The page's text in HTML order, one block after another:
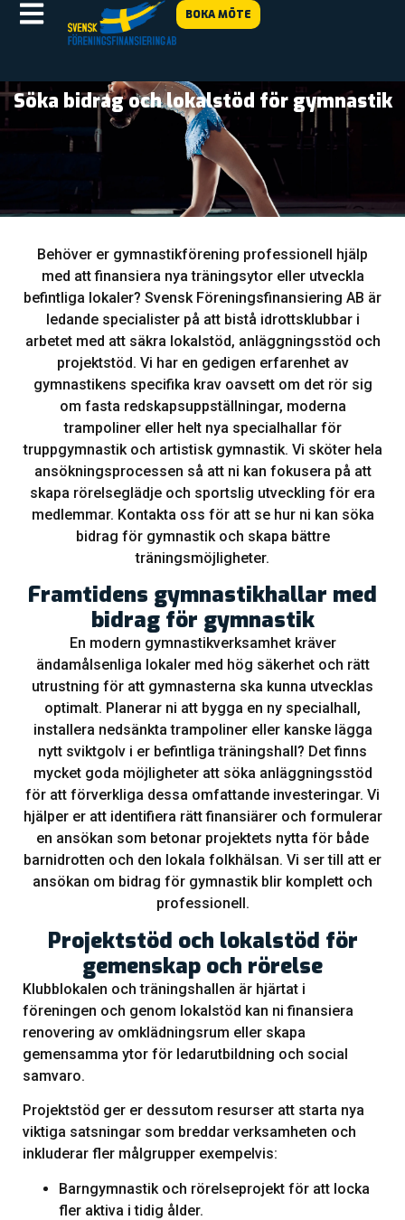
BOKA MÖTE
Söka bidrag och lokalstöd för gymnastik
Behöver er gymnastikförening professionell hjälp
med att finansiera nya träningsytor eller utveckla
befintliga lokaler? Svensk Föreningsfinansiering AB är
ledande specialister på att bistå idrottsklubbar i
arbetet med att säkra lokalstöd, anläggningsstöd och
projektstöd. Vi har en gedigen erfarenhet av
gymnastikens specifika krav oavsett om det rör sig
om fasta redskapsuppställningar, moderna
trampoliner eller helt nya specialhallar för
truppgymnastik och artistisk gymnastik. Vi sköter hela
ansökningsprocessen så att ni kan fokusera på att
skapa rörelseglädje och sportslig utveckling för era
medlemmar. Kontakta oss för att se hur ni kan söka
bidrag för gymnastik och skapa bättre
träningsmöjligheter.
Framtidens gymnastikhallar med
bidrag för gymnastik
En modern gymnastikverksamhet kräver
ändamålsenliga lokaler med hög säkerhet och rätt
utrustning för att gymnasterna ska kunna utvecklas
optimalt. Planerar ni att bygga en ny specialhall,
installera nedsänkta trampoliner eller kanske lägga
nytt sviktgolv i er befintliga träningshall? Det finns
mycket goda möjligheter att söka anläggningsstöd
för att förverkliga dessa omfattande investeringar. Vi
hjälper er att identifiera rätt finansiärer och formulerar
en ansökan som betonar projektets nytta för både
barnidrotten och den lokala folkhälsan. Vi ser till att er
ansökan om bidrag för gymnastik blir komplett och
professionell.
Projektstöd och lokalstöd för
gemenskap och rörelse
Klubblokalen och träningshallen är hjärtat i
föreningen och genom lokalstöd kan ni finansiera
renovering av omklädningsrum eller skapa
gemensamma ytor för ledarutbildning och social
samvaro.
Projektstöd ger er dessutom resurser att starta nya
viktiga satsningar som breddar verksamheten och
inkluderar fler målgrupper exempelvis:
Barngymnastik och rörelseprojekt för att locka
fler aktiva i tidig ålder.